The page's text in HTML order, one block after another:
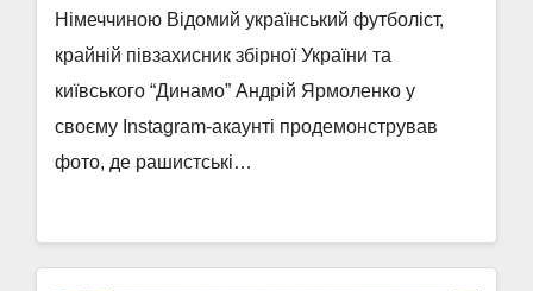
Німеччиною Відомий український футболіст,
крайній півзахисник збірної України та
київського “Динамо” Андрій Ярмоленко у
своєму Instagram-акаунті продемонстрував
фото, де рашистські…